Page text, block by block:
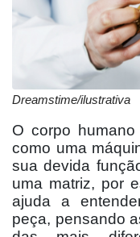
Dreamstime/ilustrativa
O corpo humano
como uma
sua devida
uma matriz, por
ajuda a
peça, pensando